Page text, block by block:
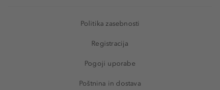
Politika zasebnosti
Registracija
Pogoji uporabe
Poštnina in dostava